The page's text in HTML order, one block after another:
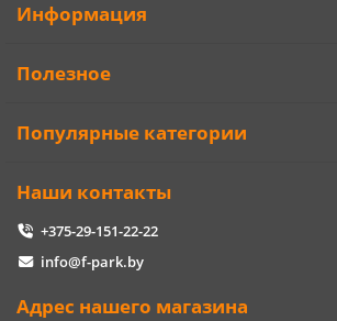
Информация
Полезное
Популярные категории
Наши контакты
+375-29-151-22-22
info@f-park.by
Адрес нашего магазина